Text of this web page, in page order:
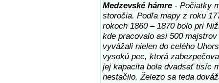
Medzevské hámre - Počiatky
storočia. Podľa mapy z roku
rokoch 1860 – 1870 bolo pri
kde pracovalo asi 500
vyvážali nielen do celého
vysokú pec, ktorá
jej kapacita bola dvadsať tisíc
nestačilo. Železo sa teda